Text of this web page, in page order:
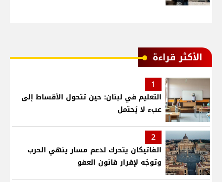
الأكثر قراءة
1
التعليم في لبنان: حين تتحول الأقساط إلى
عبء لا يُحتمل
2
الفاتيكان يتحرك لدعم مسار ينهي الحرب
وتوجُه لإقرار قانون العفو